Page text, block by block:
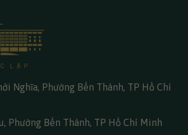
Nghĩa, Phường Bến Thành, TP Hồ Chí
Phường Bến Thành, TP Hồ Chí Minh